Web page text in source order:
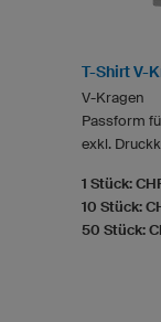
T-Shirt V-
V-Kragen
Passform
exkl.
1 Stück:
10 Stück:
50 Stück: